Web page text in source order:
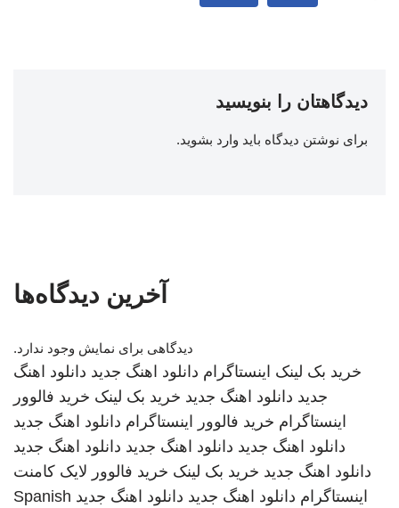
دیدگاهتان را بنویسید
برای نوشتن دیدگاه باید وارد بشوید.
آخرین دیدگاه‌ها
دیدگاهی برای نمایش وجود ندارد.
خرید بک لینک اینستاگرام دانلود اهنگ جدید دانلود اهنگ
جدید دانلود اهنگ جدید خرید بک لینک خرید فالوور
اینستاگرام خرید فالوور اینستاگرام دانلود اهنگ جدید
دانلود اهنگ جدید دانلود اهنگ جدید دانلود اهنگ جدید
دانلود اهنگ جدید خرید بک لینک خرید فالوور لایک کامنت
اینستاگرام دانلود اهنگ جدید دانلود اهنگ جدید Spanish